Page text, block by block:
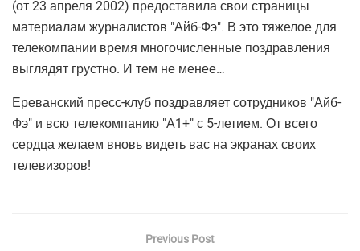
(от 23 апреля 2002) предоставила свои страницы
материалам журналистов "Айб-Фэ". В это тяжелое для
телекомпании время многочисленные поздравления
выглядят грустно. И тем не менее…
Ереванский пресс-клуб поздравляет сотрудников "Айб-
Фэ" и всю телекомпанию "А1+" с 5-летием. От всего
сердца желаем вновь видеть вас на экранах своих
телевизоров!
Previous Post